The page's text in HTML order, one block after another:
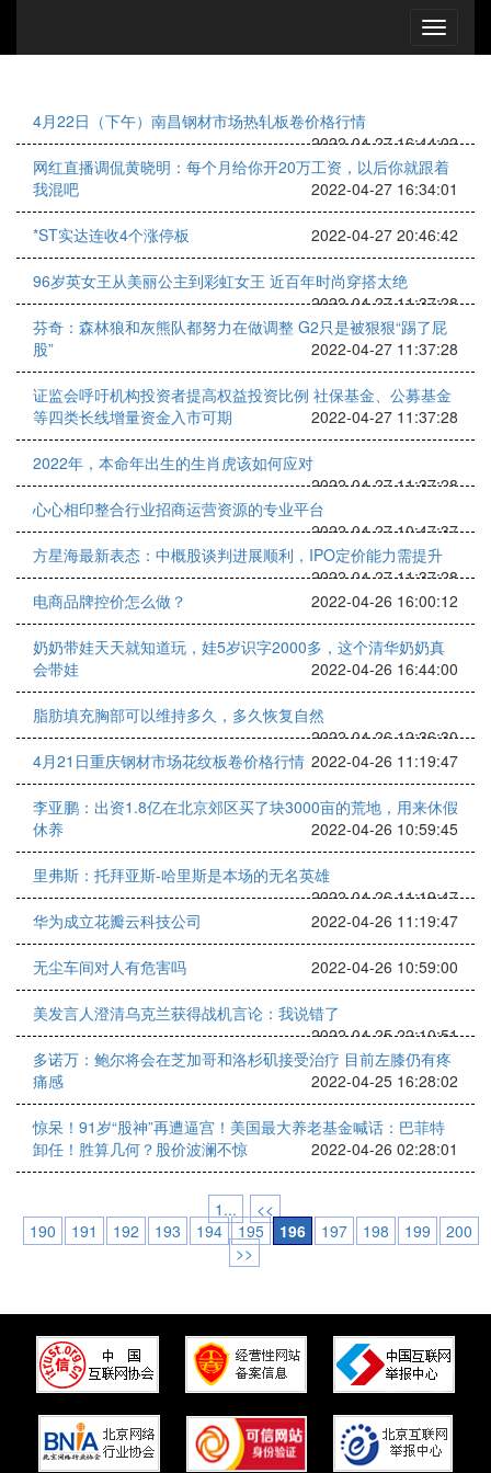
4月22日（下午）南昌钢材市场热轧板卷价格行情
2022-04-27 16:44:02
网红直播调侃黄晓明：每个月给你开20万工资，以后你就跟着
我混吧
2022-04-27 16:34:01
*ST实达连收4个涨停板 2022-04-27 20:46:42
96岁英女王从美丽公主到彩虹女王 近百年时尚穿搭太绝
2022-04-27 11:37:28
芬奇：森林狼和灰熊队都努力在做调整 G2只是被狠狠“踢了屁
股”
2022-04-27 11:37:28
证监会呼吁机构投资者提高权益投资比例 社保基金、公募基金
等四类长线增量资金入市可期
2022-04-27 11:37:28
2022年，本命年出生的生肖虎该如何应对
2022-04-27 11:37:28
心心相印整合行业招商运营资源的专业平台
2022-04-27 10:47:37
方星海最新表态：中概股谈判进展顺利，IPO定价能力需提升
2022-04-27 11:37:28
电商品牌控价怎么做？
2022-04-26 16:00:12
奶奶带娃天天就知道玩，娃5岁识字2000多，这个清华奶奶真
会带娃
2022-04-26 16:44:00
脂肪填充胸部可以维持多久，多久恢复自然
2022-04-26 12:36:30
4月21日重庆钢材市场花纹板卷价格行情 2022-04-26 11:19:47
李亚鹏：出资1.8亿在北京郊区买了块3000亩的荒地，用来休假
休养
2022-04-26 10:59:45
里弗斯：托拜亚斯-哈里斯是本场的无名英雄
2022-04-26 11:19:47
华为成立花瓣云科技公司
2022-04-26 11:19:47
无尘车间对人有危害吗 2022-04-26 10:59:00
美发言人澄清乌克兰获得战机言论：我说错了
2022-04-25 22:10:51
多诺万：鲍尔将会在芝加哥和洛杉矶接受治疗 目前左膝仍有疼
痛感
2022-04-25 16:28:02
惊呆！91岁“股神”再遭逼宫！美国最大养老基金喊话：巴菲特
卸任！胜算几何？股价波澜不惊
2022-04-26 02:28:01
1...
<<
190
191 192 193 194 195 196 197 198 199
200
>>